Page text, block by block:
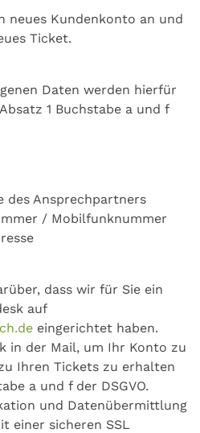
neues Kundenkonto an und
Ticket.
Daten werden hierfür
1 Buchstabe a und f
des Ansprechpartners
/ Mobilfunknummer
dass wir für Sie ein
auf
eingerichtet haben.
in der Mail, um Ihr Konto zu
Ihren Tickets zu erhalten
a und f der DSGVO.
und Datenübermittlung
einer sicheren SSL